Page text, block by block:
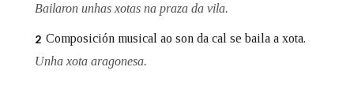
Contén
Bailaron unhas xotas na praza da vila.
2 Composición musical ao son da cal se baila a xota.
Unha xota aragonesa.